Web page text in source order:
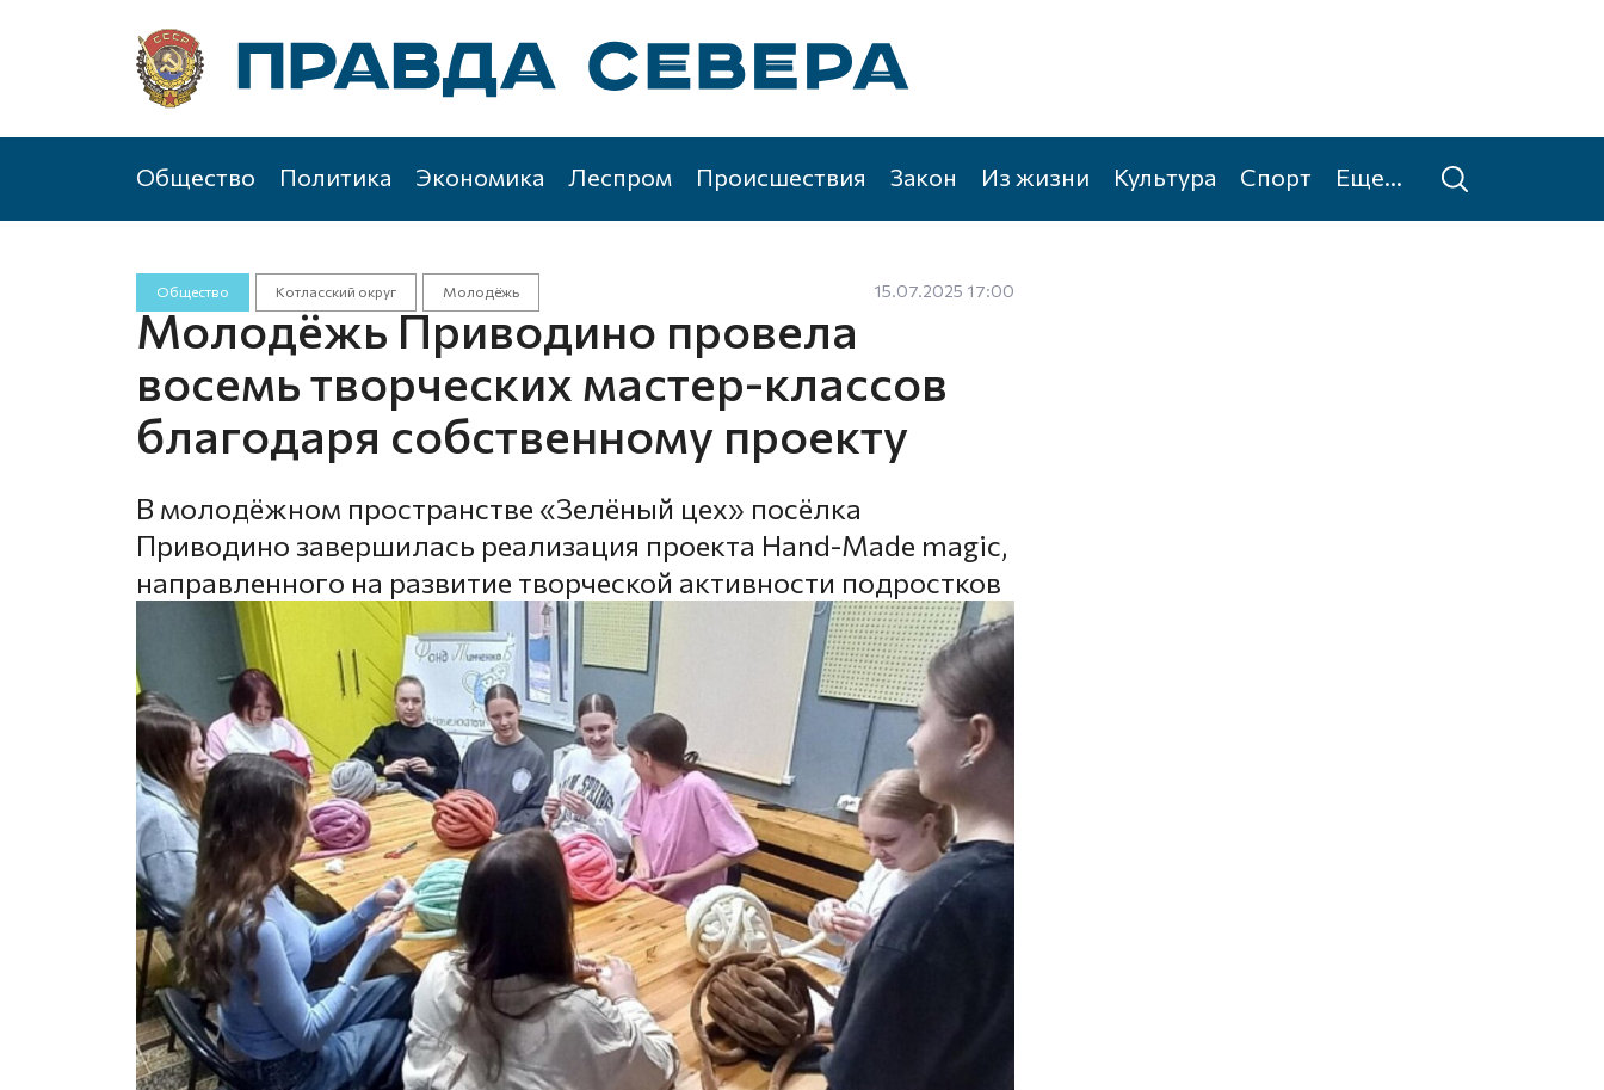
Общество Политика Экономика Леспром Происшествия Закон Из жизни Культура Спорт Еще...
Общество Котласский округ Молодёжь 15.07.2025 17:00
Молодёжь Приводино провела
восемь творческих мастер-классов
благодаря собственному проекту
В молодёжном пространстве «Зелёный цех» посёлка
Приводино завершилась реализация проекта Hand-Made magic,
направленного на развитие творческой активности подростков